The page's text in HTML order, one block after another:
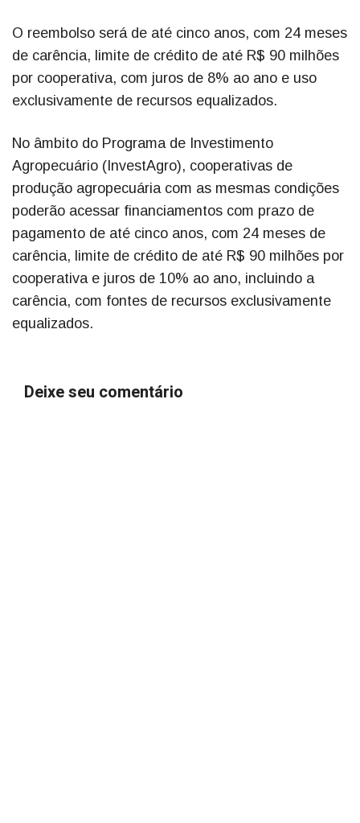
O reembolso será de até cinco anos, com 24 meses
de carência, limite de crédito de até R$ 90 milhões
por cooperativa, com juros de 8% ao ano e uso
exclusivamente de recursos equalizados.
No âmbito do Programa de Investimento
Agropecuário (InvestAgro), cooperativas de
produção agropecuária com as mesmas condições
poderão acessar financiamentos com prazo de
pagamento de até cinco anos, com 24 meses de
carência, limite de crédito de até R$ 90 milhões por
cooperativa e juros de 10% ao ano, incluindo a
carência, com fontes de recursos exclusivamente
equalizados.
Deixe seu comentário